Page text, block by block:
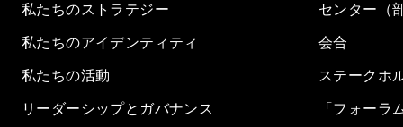
私たちのストラテジー
私たちのアイデンティティ
私たちの活動
リーダーシップとガバナンス
センター（
会合
ステークホ
「フォーラ